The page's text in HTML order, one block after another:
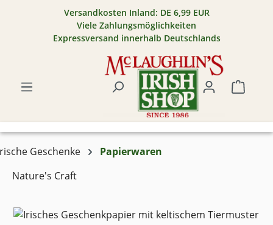
Zum Hauptinhalt springenVersandkosten Inland: DE 6,99 EUR
Viele Zahlungsmöglichkeiten
Expressversand innerhalb Deutschlands
Geschenke
Papierwaren
Nature's Craft
Bildergalerie überspringen